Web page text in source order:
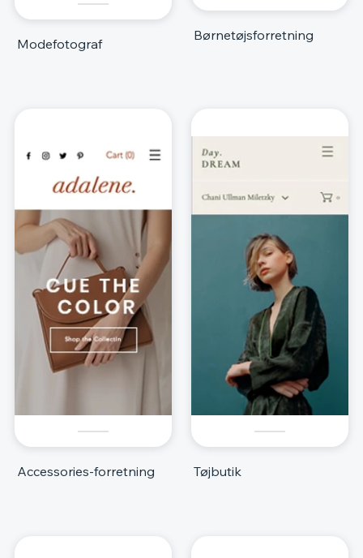
Modefotograf
Børnetøjsforretning
Accessories-forretning Tøjbutik